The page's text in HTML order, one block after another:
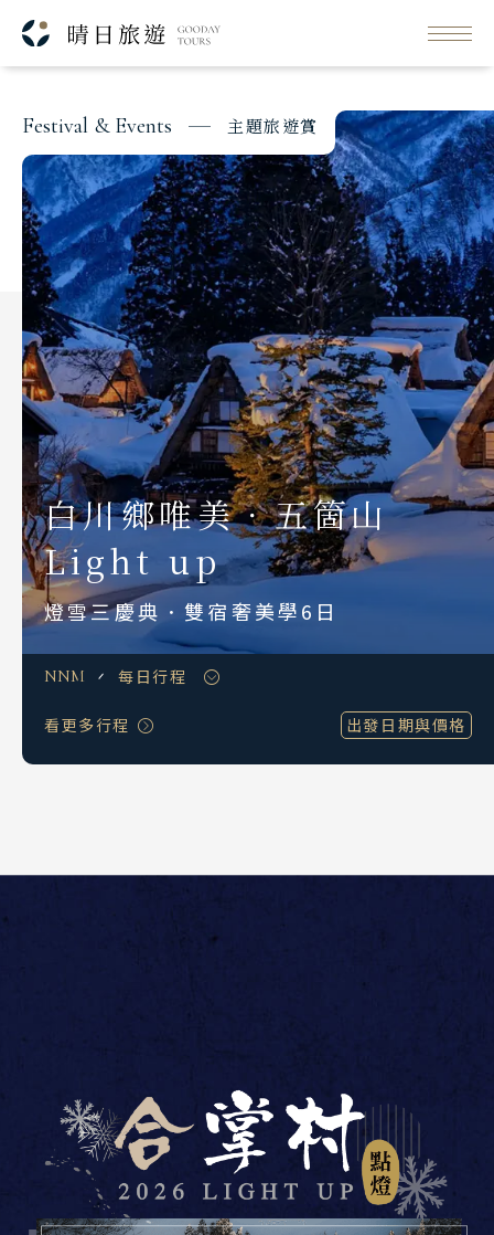
Classic Japan
日本心旅行
Japanese Vibe
日本美學旅
Luxury Rail Travel
日本鐵道旅
Festival & Events
主題旅遊賞
S.E. Asia & Islands
海島東南亞
Classic China
中國雅學賞
Festival & Events 主題旅遊賞
白川鄉唯美．五箇山
Light up
燈雪三慶典．雙宿奢美學6日
NNM 每日行程
看更多行程 出發日期與價格